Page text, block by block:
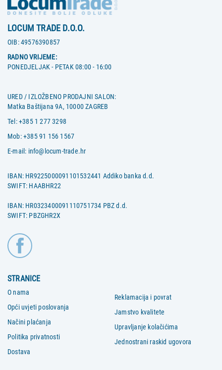
LOCUM TRADE D.O.O.
OIB:49576390857
RADNO VRIJEME:
PONEDJELJAK - PETAK 08:00 - 16:00
URED / IZLOŽBENO PRODAJNI SALON:
Matka Baštijana 9A, 10000 ZAGREB
Tel:+385 1 277 3298
Mob:+385 91 156 1567
E-mail: info@locum-trade.hr
IBAN: HR9225000091101532441 Addiko banka d.d.
SWIFT: HAABHR22
IBAN: HR0323400091110751734 PBZ d.d.
SWIFT: PBZGHR2X
STRANICE
O nama
Opći uvjeti poslovanja
Načini plaćanja
Politika privatnosti
Dostava
Reklamacija i povrat
Jamstvo kvalitete
Upravljanje kolačićima
Jednostrani raskid ugovora